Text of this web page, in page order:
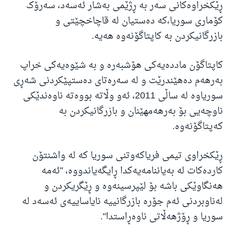
ڕێکخراوەکانی سەر بە ڕژێمی بەشار ئەسەد، سەرۆک
کۆماری سوریا،کە دەستیان لە قاچاخچێتی و
بازرگانیکردن بە کاپتاگۆنەوە هەیە.
کاپتاگۆن ماددەیەکی هۆشبەرە و بە شێوەیەکی خراپ
بەرهەم دەهێندرێت و لە سەرەتای دەستپێکردنی شەڕی
سوریاوە لە ساڵی 2011، ئەو وڵاتە بووەتە ناوەندێکی
ناوچەیی بۆ بەرهەمهێنان و بازرگانیکردن بە
کەپتاگۆنەوە.
ڕێکخراوی تیمی فریاکەوتنی سوریا کە لە واشنتۆن
کاردەکات لە بەیاننامەیەکدا ڕایگەیاندووە، "ئەمە
هەنگاوێکی باشە بۆ لێپرسینەوە و ڕێگریکردن و
لەناوبردنی ئەم جۆرە بازرگانییە نایاساییەی ئەسەد لە
سوریا و ڕۆژهەڵاتی ناوەڕاستدا".